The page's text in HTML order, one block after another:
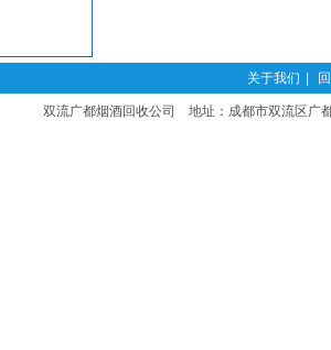
关于我们
双流广都烟酒回收公司 地址：成都市双流区